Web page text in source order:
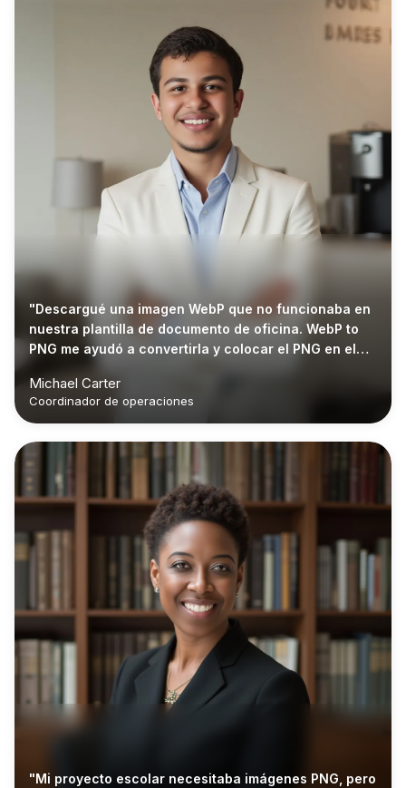
"Descargué una imagen WebP que no funcionaba en
nuestra plantilla de documento de oficina. WebP to
PNG me ayudó a convertirla y colocar el PNG en el
Michael Carter
Coordinador de operaciones
"Mi proyecto escolar necesitaba imágenes PNG, pero